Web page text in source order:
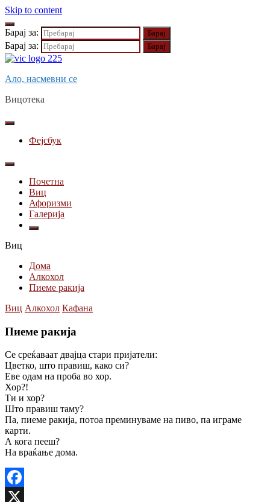
Skip to content
Барај за:
Барај за:
Ало, насмевни се
Вицотека
Фејсбук
Почетна
Виц
Афоризми
Галерија
Виц
Дома
Алкохол
Пиеме ракија
Виц Алкохол Кафана
Пиеме ракија
Се среќаваат двајца стари пријатели:
Цветко, што правиш, како си?
Еве одам на проба во хор.
Хор?!
Ти и хор?
Што правиш таму?
Па, пиеме ракија, потоа преминуваме на пиво, па играме
карти.
А кога пееш?
На враќање дома.
Facebook